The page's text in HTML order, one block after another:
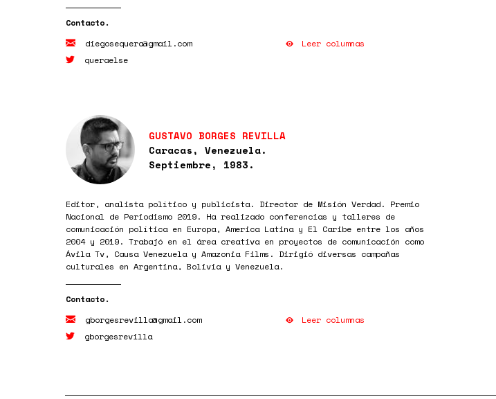
diegosequera@gmail.com
queraelse
Leer columnas
GUSTAVO BORGES REVILLA
Caracas, Venezuela.
Septiembre, 1983.
Editor, analista político y publicista. Director de Misión Verdad. Premio
Nacional de Periodismo 2019. Ha realizado conferencias y talleres de
comunicación política en Europa, America Latina y El Caribe entre los años
2004 y 2019. Trabajó en el área creativa en proyectos de comunicación como
Ávila Tv, Causa Venezuela y Amazonia Films. Dirigió diversas campañas
culturales en Argentina, Bolivia y Venezuela.
gborgesrevilla@gmail.com
gborgesrevilla
Leer columnas